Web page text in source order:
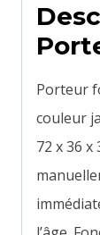
Porteur
couleur
72 x 36 x